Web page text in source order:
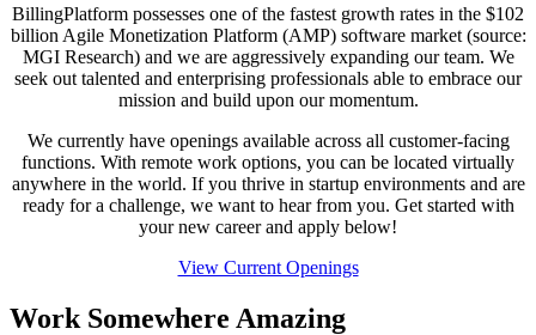
BillingPlatform possesses one of the fastest growth rates in the $102
billion Agile Monetization Platform (AMP) software market (source:
MGI Research) and we are aggressively expanding our team. We
seek out talented and enterprising professionals able to embrace our
mission and build upon our momentum.
We currently have openings available across all customer-facing
functions. With remote work options, you can be located virtually
anywhere in the world. If you thrive in startup environments and are
ready for a challenge, we want to hear from you. Get started with
your new career and apply below!
View Current Openings
Work Somewhere Amazing